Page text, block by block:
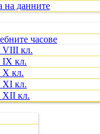
на данните
часове
VIII кл.
IX кл.
X кл.
XI кл.
XII кл.